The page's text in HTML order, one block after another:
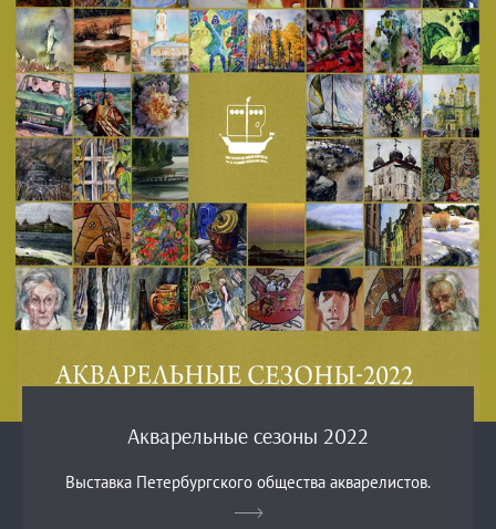
Акварельные сезоны 2022
Выставка Петербургского общества акварелистов.